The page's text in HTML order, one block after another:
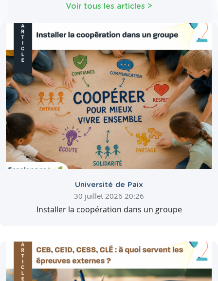
Voir tous les articles >
Université de Paix
30 juillet 2026 20:26
Installer la coopération dans un groupe